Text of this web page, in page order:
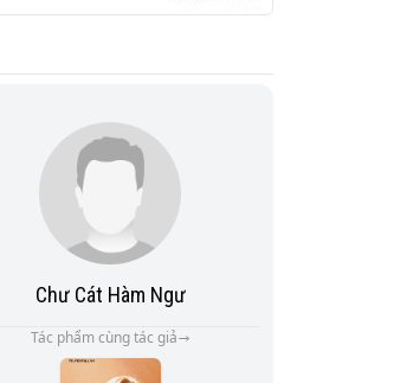
Chư Cát Hàm Ngư
Tác phẩm cùng tác giả